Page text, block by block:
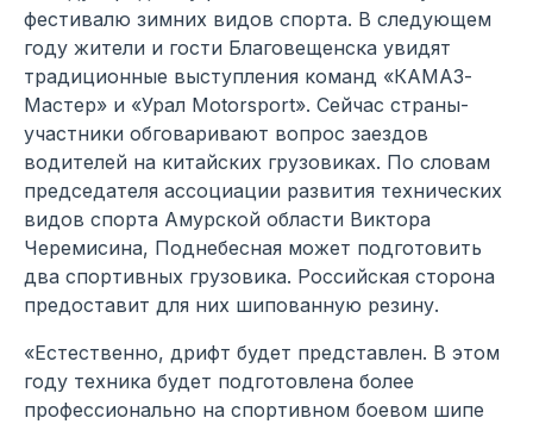
фестивалю зимних видов спорта. В следующем
году жители и гости Благовещенска увидят
традиционные выступления команд «КАМАЗ-
Мастер» и «Урал Motorsport». Сейчас страны-
участники обговаривают вопрос заездов
водителей на китайских грузовиках. По словам
председателя ассоциации развития технических
видов спорта Амурской области Виктора
Черемисина, Поднебесная может подготовить
два спортивных грузовика. Российская сторона
предоставит для них шипованную резину.
«Естественно, дрифт будет представлен. В этом
году техника будет подготовлена более
профессионально на спортивном боевом шипе